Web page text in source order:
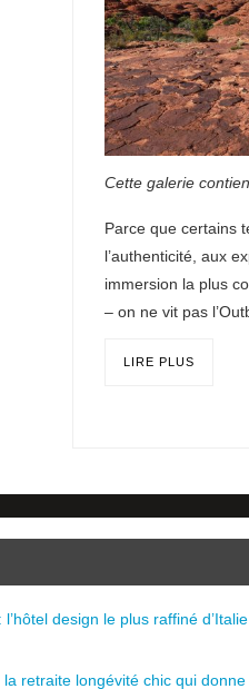
Cette galerie
Parce que certains
l’authenticité, aux
immersion la plus
– on ne vit pas
LIRE PLUS
design le plus raffiné
retraite longévité chic qui